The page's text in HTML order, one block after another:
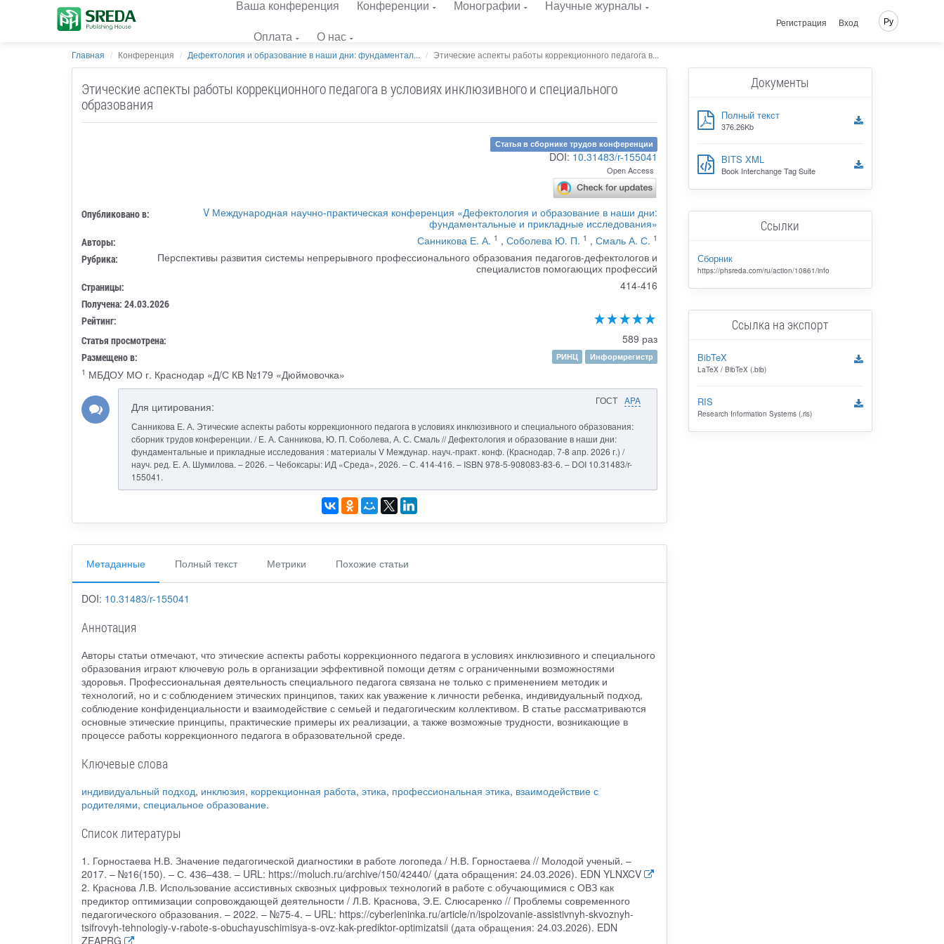
Ваша конференция Конференции Монографии
Научные журналы
Оплата
О нас
Регистрация Вход Ру
Главная Конференция Дефектология и образование в наши дни: фундаментал... Этические аспекты работы коррекционного педагога в...
Этические аспекты работы коррекционного педагога в условиях инклюзивного и специального
образования
Статья в сборнике трудов конференции
DOI:10.31483/r-155041
Open Access
Опубликовано в:
V Международная научно-практическая конференция «Дефектология и образование в наши дни:
фундаментальные и прикладные исследования»
Авторы: Санникова Е. А. 1 , Соболева Ю. П. 1 , Смаль А. С. 1
Рубрика:
Перспективы развития системы непрерывного профессионального образования педагогов-дефектологов и
специалистов помогающих профессий
Страницы: 414-416
Получена: 24.03.2026
Рейтинг:
Статья просмотрена:
589 раз
Размещено в: РИНЦ
Информрегистр
1 МБДОУ МО г. Краснодар «Д/С КВ №179 «Дюймовочка»
ГОСТ APA
Для цитирования:
Санникова Е. А. Этические аспекты работы коррекционного педагога в условиях инклюзивного и специального образования:
сборник трудов конференции. / Е. А. Санникова, Ю. П. Соболева, А. С. Смаль // Дефектология и образование в наши дни:
фундаментальные и прикладные исследования : материалы V Междунар. науч.-практ. конф. (Краснодар, 7-8 апр. 2026 г.) /
науч. ред. Е. А. Шумилова. – 2026. – Чебоксары: ИД «Среда», 2026. – С. 414-416. – ISBN 978-5-908083-83-6. – DOI 10.31483/r-
155041.
Метаданные Полный текст Метрики Похожие статьи
DOI: 10.31483/r-155041
Аннотация
Авторы статьи отмечают, что этические аспекты работы коррекционного педагога в условиях инклюзивного и специального
образования играют ключевую роль в организации эффективной помощи детям с ограниченными возможностями
здоровья. Профессиональная деятельность специального педагога связана не только с применением методик и
технологий, но и с соблюдением этических принципов, таких как уважение к личности ребенка, индивидуальный подход,
соблюдение конфиденциальности и взаимодействие с семьей и педагогическим коллективом. В статье рассматриваются
основные этические принципы, практические примеры их реализации, а также возможные трудности, возникающие в
процессе работы коррекционного педагога в образовательной среде.
Ключевые слова
индивидуальный подход, инклюзия, коррекционная работа, этика, профессиональная этика, взаимодействие с
родителями, специальное образование.
Список литературы
1. Горностаева Н.В. Значение педагогической диагностики в работе логопеда / Н.В. Горностаева // Молодой ученый. –
2017. – №16(150). – С. 436–438. – URL: https://moluch.ru/archive/150/42440/ (дата обращения: 24.03.2026). EDN YLNXCV
2. Краснова Л.В. Использование ассистивных сквозных цифровых технологий в работе с обучающимися с ОВЗ как
предиктор оптимизации сопровождающей деятельности / Л.В. Краснова, Э.Е. Слюсаренко // Проблемы современного
педагогического образования. – 2022. – №75-4. – URL: https://cyberleninka.ru/article/n/ispolzovanie-assistivnyh-skvoznyh-
tsifrovyh-tehnologiy-v-rabote-s-obuchayuschimisya-s-ovz-kak-prediktor-optimizatsii (дата обращения: 24.03.2026). EDN
ZEAPRG
Документы
Полный текст
376.26Kb
BITS XML
Book Interchange Tag Suite
Ссылки
Сборник
https://phsreda.com/ru/action/10861/info
Ссылка на экспорт
BibTeX
LaTeX / BibTeX (.bib)
RIS
Research Information Systems (.ris)